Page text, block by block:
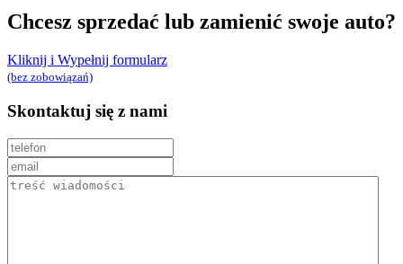
Chcesz sprzedać lub zamienić swoje auto?
Kliknij i Wypełnij formularz
(bez zobowiązań)
Skontaktuj się z nami